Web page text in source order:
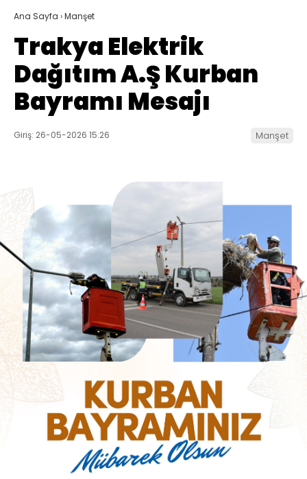
Ana Sayfa ›Manşet
Trakya Elektrik
Dağıtım A.Ş Kurban
Bayramı Mesajı
Giriş: 26-05-2026 15:26 Manşet